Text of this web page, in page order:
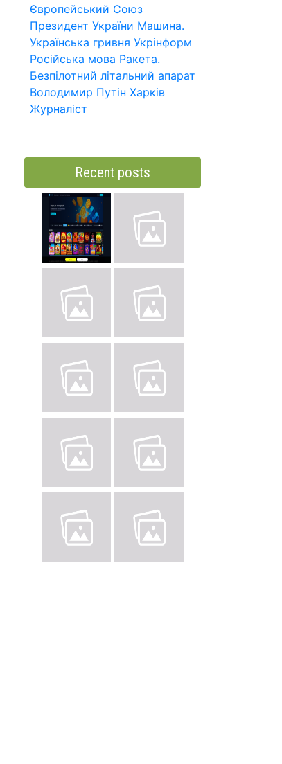
Європейський Союз
Президент України Машина.
Українська гривня Укрінформ
Російська мова Ракета.
Безпілотний літальний апарат
Володимир Путін Харків
Журналіст
Recent posts